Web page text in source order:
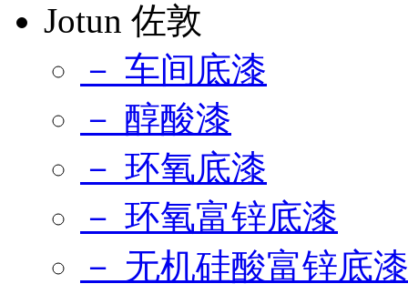
Jotun 佐敦
－ 车间底漆
－ 醇酸漆
－ 环氧底漆
－ 环氧富锌底漆
－ 无机硅酸富锌底漆